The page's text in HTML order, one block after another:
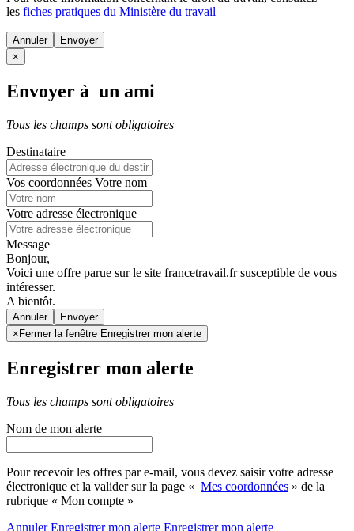
les fiches pratiques du Ministère du travail
Annuler
×
Envoyer à un ami
Tous les champs sont obligatoires
Destinataire
Vos coordonnées Votre nom
Votre adresse électronique
Message
Bonjour,
Voici une offre parue sur le site francetravail.fr susceptible de vous
intéresser.
A bientôt.
Annuler
× Fermer la fenêtre Enregistrer mon alerte
Enregistrer mon alerte
Tous les champs sont obligatoires
Nom de mon alerte
Pour recevoir les offres par e-mail, vous devez saisir votre adresse
électronique et la valider sur la page « Mes coordonnées » de la
rubrique « Mon compte »
AnnulerEnregistrer mon alerte Enregistrermon alerte